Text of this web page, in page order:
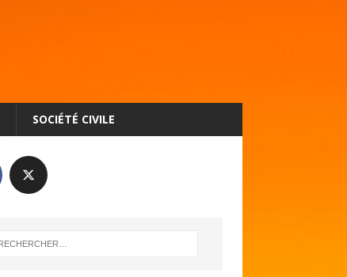
SOCIÉTÉ CIVILE